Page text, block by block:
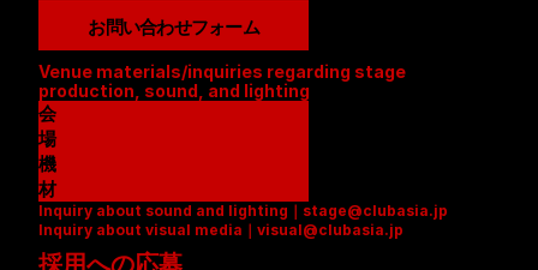
お問い合わせフォーム
Venue materials/inquiries regarding stage
production, sound, and lighting
会
場
資
料
(
P
D
機
材
リ
ス
ト
Inquiry about sound and lighting｜stage@clubasia.jp
Inquiry about visual media｜visual@clubasia.jp
採用への応募